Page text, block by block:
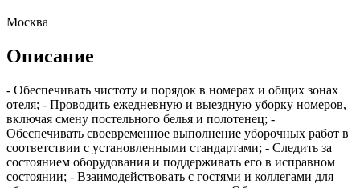
Москва
Описание
- Обеспечивать чистоту и порядок в номерах и общих зонах
отеля; - Проводить ежедневную и выездную уборку номеров,
включая смену постельного белья и полотенец; -
Обеспечивать своевременное выполнение уборочных работ в
соответствии с установленными стандартами; - Следить за
состоянием оборудования и поддерживать его в исправном
состоянии; - Взаимодействовать с гостями и коллегами для